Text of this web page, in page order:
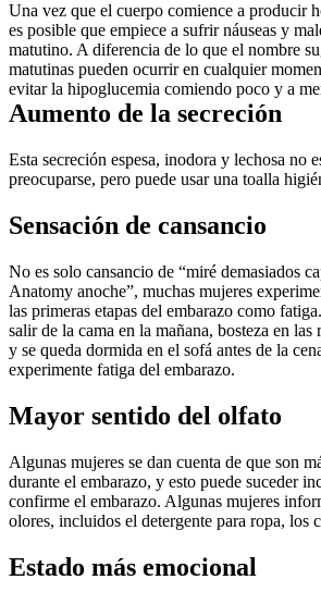
Una vez que el cuerpo comience a producir
es posible que empiece a sufrir náuseas y
matutino. A diferencia de lo que el nombre
matutinas pueden ocurrir en cualquier
evitar la hipoglucemia comiendo poco y a
Aumento de la secreción
Esta secreción espesa, inodora y lechosa no
preocuparse, pero puede usar una toalla
Sensación de cansancio
No es solo cansancio de “miré demasiados
Anatomy anoche”, muchas mujeres
las primeras etapas del embarazo como
salir de la cama en la mañana, bosteza en las
y se queda dormida en el sofá antes de la
experimente fatiga del embarazo.
Mayor sentido del olfato
Algunas mujeres se dan cuenta de que son
durante el embarazo, y esto puede suceder
confirme el embarazo. Algunas mujeres
olores, incluidos el detergente para ropa, los
Estado más emocional